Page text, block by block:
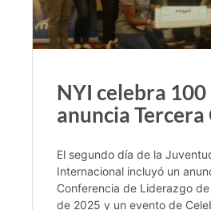
NYI celebra 100
anuncia
El segundo día de la
Internacional incluyó un
Conferencia de Liderazgo
de 2025 y un evento de